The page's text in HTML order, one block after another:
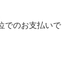
でのお支払いで